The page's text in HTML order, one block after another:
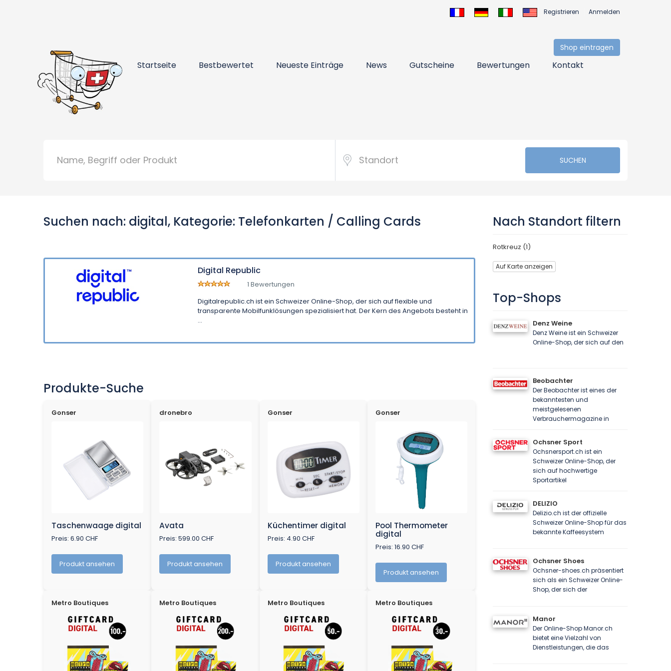
Registrieren Anmelden
Shop eintragen
Startseite Bestbewertet Neueste Einträge News Gutscheine Bewertungen Kontakt
SUCHEN
Suchen nach: digital, Kategorie: Telefonkarten / Calling Cards
Digital Republic
1 Bewertungen
Digitalrepublic.ch ist ein Schweizer Online-Shop, der sich auf flexible und
transparente Mobilfunklösungen spezialisiert hat. Der Kern des Angebots besteht in
...
Produkte-Suche
Gonser
Taschenwaage digital
Preis: 6.90 CHF
Produkt ansehen
dronebro
Avata
Preis: 599.00 CHF
Produkt ansehen
Gonser
Küchentimer digital
Preis: 4.90 CHF
Produkt ansehen
Gonser
Pool Thermometer
digital
Preis: 16.90 CHF
Produkt ansehen
Metro Boutiques Metro Boutiques Metro Boutiques Metro Boutiques
Nach Standort filtern
Rotkreuz (1)
Auf Karte anzeigen
Top-Shops
Denz Weine
Denz Weine ist ein Schweizer
Online-Shop, der sich auf den
Beobachter
Der Beobachter ist eines der
bekanntesten und
meistgelesenen
Verbrauchermagazine in
Ochsner Sport
Ochsnersport.ch ist ein
Schweizer Online-Shop, der
sich auf hochwertige
Sportartikel
DELIZIO
Delizio.ch ist der offizielle
Schweizer Online-Shop für das
bekannte Kaffeesystem
Ochsner Shoes
Ochsner-shoes.ch präsentiert
sich als ein Schweizer Online-
Shop, der sich der
Manor
Der Online-Shop Manor.ch
bietet eine Vielzahl von
Dienstleistungen, die das